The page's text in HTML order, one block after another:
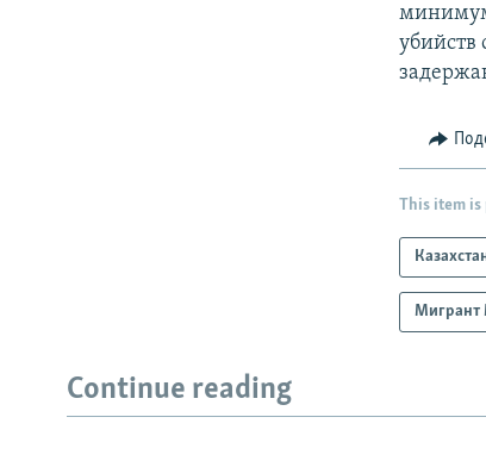
минимум
убийств
This item is
Мигрант
Continue reading